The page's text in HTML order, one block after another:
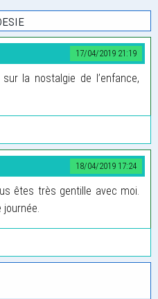
17/04/2019 21:19
la nostalgie de l’enfance,
18/04/2019 17:24
êtes très gentille avec moi.